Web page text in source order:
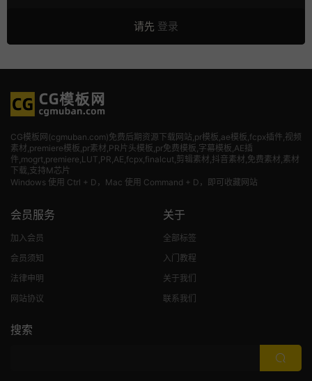
请先 登录
CG模板网(cgmuban.com)免费后期资源下载网站,pr模板,ae模板,fcpx插件,视频
素材 ,premiere模板,pr素材,PR片头模板,pr免费模板,字幕模板,AE插
件,mogrt,premiere,LUT,PR,AE,fcpx,finalcut,剪辑素材,抖音素材,免费素材,素材
下载,支持M芯片
Windows 使用 Ctrl + D，Mac 使用 Command + D，即可收藏网站
会员服务
加入会员
会员须知
法律申明
网站协议
关于
全部标签
入门教程
关于我们
联系我们
搜索